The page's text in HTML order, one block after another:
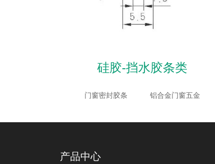
硅胶-挡水胶条类
门窗密封胶条 铝合金门窗五金
产品中心